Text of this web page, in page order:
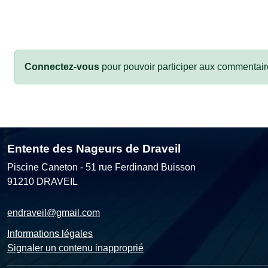
Connectez-vous pour pouvoir participer aux
Entente des Nageurs de Draveil
Piscine Caneton - 51 rue Ferdinand Buisson
91210 DRAVEIL
endraveil@gmail.com
Informations légales
Signaler un contenu inapproprié